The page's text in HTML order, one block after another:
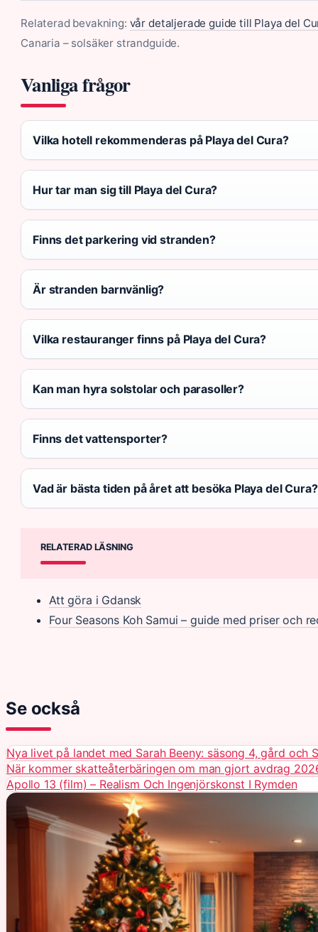
Relaterad bevakning: vår detaljerade guide till Playa del
Canaria – solsäker strandguide.
Vanliga frågor
Vilka hotell rekommenderas på Playa del Cura?
Hur tar man sig till Playa del Cura?
Finns det parkering vid stranden?
Är stranden barnvänlig?
Vilka restauranger finns på Playa del Cura?
Kan man hyra solstolar och parasoller?
Finns det vattensporter?
Vad är bästa tiden på året att besöka Playa del Cura?
RELATERAD LÄSNING
Att göra i Gdansk
Four Seasons Koh Samui – guide med priser och
Se också
Nya livet på landet med Sarah Beeny: säsong 4, gård och
När kommer skatteåterbäringen om man gjort avdrag
Apollo 13 (film) – Realism Och Ingenjörskonst I Rymden